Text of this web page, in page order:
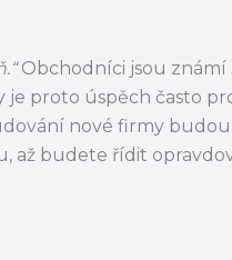
Obchodníci jsou známí
proto úspěch často
nové firmy
až budete řídit